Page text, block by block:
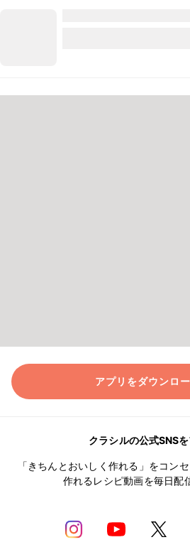
アプリをダウンロ
クラシルの公式SNS
「きちんとおいしく作れる」をコン
作れるレシピ動画を毎日配